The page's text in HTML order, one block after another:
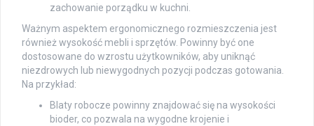
zachowanie porządku w kuchni.
Ważnym aspektem ergonomicznego rozmieszczenia jest
również wysokość mebli i sprzętów. Powinny być one
dostosowane do wzrostu użytkowników, aby uniknąć
niezdrowych lub niewygodnych pozycji podczas gotowania.
Na przykład:
Blaty robocze powinny znajdować się na wysokości
bioder, co pozwala na wygodne krojenie i